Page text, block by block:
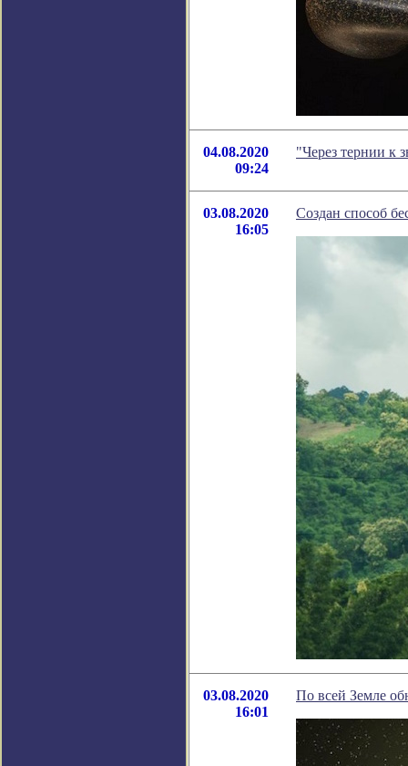
04.08.2020
09:24
"Через тернии к
03.08.2020
16:05
Создан способ
03.08.2020
16:01
По всей Земле